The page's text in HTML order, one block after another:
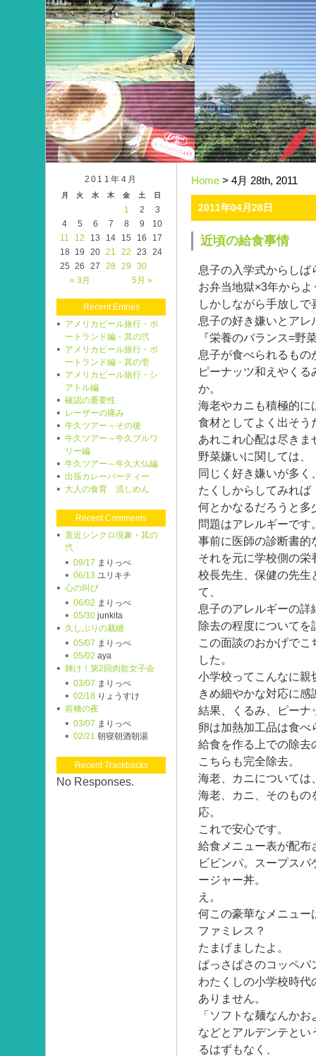
Home > 4月 28th, 2011
2011年04月28日
近頃の給食事情
息子の入学式からし
お弁当地獄×3年から
しかしながら手放しで
息子の好き嫌いとア
『栄養のバランス=野
息子が食べられるも
ピーナッツ和えやく
か。
海老やカニも積極的に
食材としてよく出そう
あれこれ心配は尽きま
野菜嫌いに関しては、
同じく好き嫌いが多
たくしからしてみれば
何とかなるだろうと多
問題はアレルギーです
事前に医師の診断書的
それを元に学校側の栄
校長先生、保健の先生
て、
息子のアレルギーの
除去の程度についてを
この面談のおかげで
した。
小学校ってこんなに親
きめ細やかな対応に感
結果、くるみ、ピーナ
卵は加熱加工品は食
給食を作る上での除去
こちらも完全除去。
海老、カニについては
海老、カニ、そのもの
応。
これで安心です。
給食メニュー表が配布
ビビンパ。スープス
ージャー丼。
え。
何この豪華なメニュー
ファミレス？
たまげましたよ。
ぱっさぱさのコッペパ
わたくしの小学校時
ありません。
「ソフトな麺なんか
などとアルデンテと
るはずもなく、
2011年4月
月 火 水 木 金 土 日
« 3月 5月 »
1 2
3
4
5 6 7 8 9
10
11
12 13 14 15 16
17
18
19 20 21 22 23
24
25 26 27 28 29 30
Recent Entries
アメリカビール旅行・ポ
ートランド編・其の弐
アメリカビール旅行・ポ
ートランド編・其の壱
アメリカビール旅行・シ
アトル編
確認の重要性
レーザーの痛み
牛久ツアー～その後
牛久ツアー～牛久ブルワ
リー編
牛久ツアー～牛久大仏編
出張カレーパーティー
大人の食育 流しめん
Recent Comments
直近シンクロ現象・其の
弐
09/17 まりっぺ
06/13 ユリキチ
心の叫び
06/02 まりっぺ
05/30 junkita
久しぶりの裁縫
05/07 まりっぺ
05/02 aya
輝け！第2回肉欲女子会
03/07 まりっぺ
02/18 りょうすけ
前橋の夜
03/07 まりっぺ
02/21 朝寝朝酒朝湯
Recent Trackbacks
No Responses.